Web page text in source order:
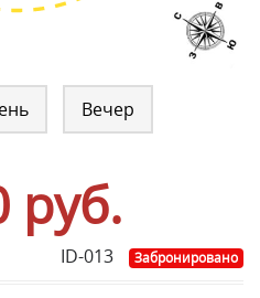
Вечер
руб.
ID-013 Забронировано